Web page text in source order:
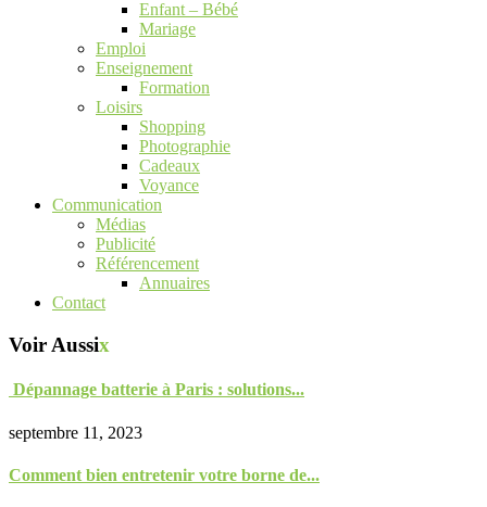
Enfant – Bébé
Mariage
Emploi
Enseignement
Formation
Loisirs
Shopping
Photographie
Cadeaux
Voyance
Communication
Médias
Publicité
Référencement
Annuaires
Contact
Voir Aussix
Dépannage batterie à Paris : solutions...
septembre 11, 2023
Comment bien entretenir votre borne de...